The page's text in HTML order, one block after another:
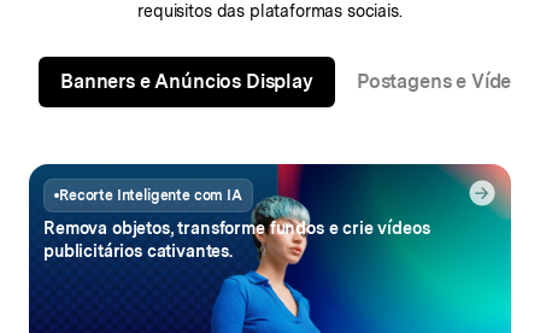
requisitos das plataformas sociais.
Banners e Anúncios Display Postagens e Vídeos
Recorte Inteligente com IA
Remova objetos, transformefundos e crievídeos
publicitários cativantes.